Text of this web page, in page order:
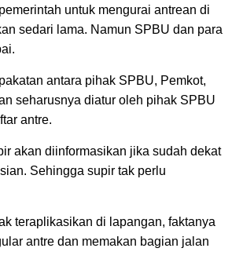
untuk mengurai antrean di
sedari lama. Namun SPBU dan para
antara pihak SPBU, Pemkot,
seharusnya diatur oleh pihak SPBU
antre.
akan diinformasikan jika sudah dekat
Sehingga supir tak perlu
teraplikasikan di lapangan, faktanya
antre dan memakan bagian jalan